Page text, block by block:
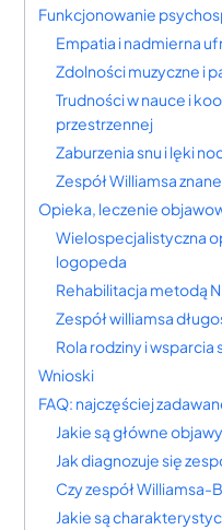
Funkcjonowanie
Empatia i nadmierna
Zdolności muzyczne i
Trudności w nauce i
przestrzennej
Zaburzenia snu i lęki
Zespół Williamsa
Opieka, leczenie
Wielospecjalistyczna
logopeda
Rehabilitacja metodą
Zespół williamsa
Rola rodziny i wsparcia
Wnioski
FAQ: najczęściej
Jakie są główne
Jak diagnozuje się
Czy zespół Williamsa-
Jakie są